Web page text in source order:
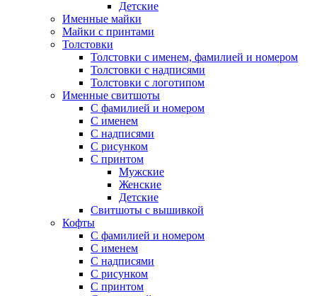
Детские
Именные майки
Майки с принтами
Толстовки
Толстовки с именем, фамилией и номером
Толстовки с надписями
Толстовки с логотипом
Именные свитшоты
С фамилией и номером
С именем
С надписями
С рисунком
С принтом
Мужские
Женские
Детские
Свитшоты с вышивкой
Кофты
С фамилией и номером
С именем
С надписями
С рисунком
С принтом